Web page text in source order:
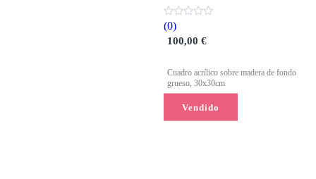
Vendido
(0)
100,00€
Cuadro acrílico sobre madera de fondo
grueso, 30x30cm
LEER MÁS